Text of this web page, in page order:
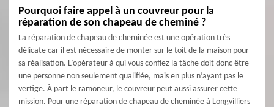
Pourquoi faire appel à un couvreur pour la
réparation de son chapeau de cheminé ?
La réparation de chapeau de cheminée est une opération très
délicate car il est nécessaire de monter sur le toit de la maison pour
sa réalisation. L’opérateur à qui vous confiez la tâche doit donc être
une personne non seulement qualifiée, mais en plus n’ayant pas le
vertige. À part le ramoneur, le couvreur peut aussi assurer cette
mission. Pour une réparation de chapeau de cheminée à Longvilliers